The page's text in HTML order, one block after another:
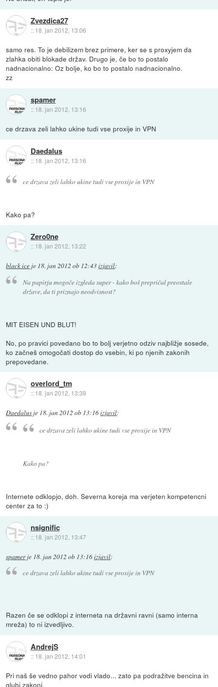
Zvezdica27
:: 18. jan 2012, 13:06
samo res. To je debilizem brez primere, ker se s proxyjem da
zlahka obiti blokade držav. Drugo je, če bo to postalo
nadnacionalno: Oz bolje, ko bo to postalo nadnacionalno.
zz
spamer
:: 18. jan 2012, 13:16
ce drzava zeli lahko ukine tudi vse proxije in VPN
Daedalus
:: 18. jan 2012, 13:16
ce drzava zeli lahko ukine tudi vse proxije in VPN
Kako pa?
Zero0ne
:: 18. jan 2012, 13:22
black ice je 18. jan 2012 ob 12:43izjavil:
Na papirju mogoče izgleda super - kako boš prepričal preostale
države, da ti priznajo neodvisnost?
MIT EISEN UND BLUT!
No, po pravici povedano bo to bolj verjetno odziv najbližje sosede,
ko začneš omogočati dostop do vsebin, ki po njenih zakonih
prepovedane.
overlord_tm
:: 18. jan 2012, 13:39
Daedalus je 18. jan 2012 ob 13:16izjavil:
ce drzava zeli lahko ukine tudi vse proxije in VPN
Kako pa?
Internete odklopjo, doh. Severna koreja ma verjeten kompetencni
center za to :)
nsignific
:: 18. jan 2012, 13:47
spamerje 18. jan 2012 ob 13:16izjavil:
ce drzava zeli lahko ukine tudi vse proxije in VPN
Razen če se odklopi z interneta na državni ravni (samo interna
mreža) to ni izvedljivo.
AndrejS
:: 18. jan 2012, 14:01
Pri naš še vedno pahor vodi vlado... zato pa podražitve bencina in
glubi zakoni.